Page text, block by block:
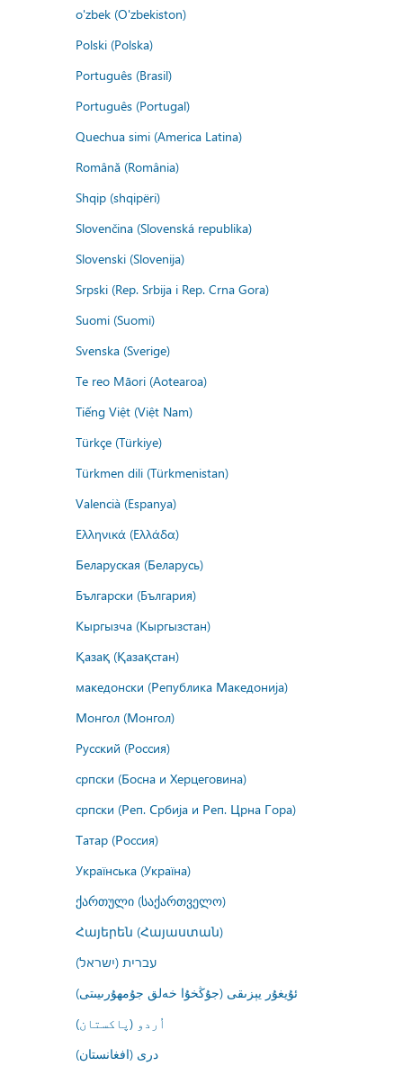
o'zbek (O'zbekiston)
Polski (Polska)
Português (Brasil)
Português (Portugal)
Quechua simi (America Latina)
Română (România)
Shqip (shqipëri)
Slovenčina (Slovenská republika)
Slovenski (Slovenija)
Srpski (Rep. Srbija i Rep. Crna Gora)
Suomi (Suomi)
Svenska (Sverige)
Te reo Māori (Aotearoa)
Tiếng Việt (Việt Nam)
Türkçe (Türkiye)
Türkmen dili (Türkmenistan)
Valencià (Espanya)
Ελληνικά (Ελλάδα)
Беларуская (Беларусь)
Български (България)
Кыргызча (Кыргызстан)
Қазақ (Қазақстан)
македонски (Република Македонија)
Монгол (Монгол)
Русский (Россия)
српски (Босна и Херцеговина)
српски (Реп. Србија и Реп. Црна Гора)
Татар (Россия)
Українська (Україна)
ქართული (საქართველო)
Հայերեն (Հայաստան)
עברית (ישראל)
ئۇيغۇر يېزىقى (جۇڭخۇا خەلق جۇمھۇرىيىتى)
اُردو (پاکستان)
درى (افغانستان)